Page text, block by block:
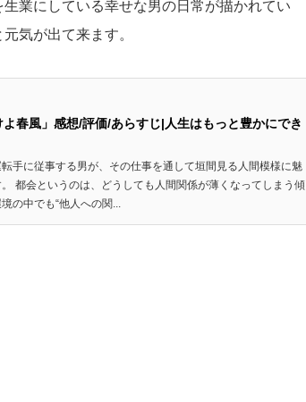
業にしている幸せな男の日常が描かれてい
気が出て来ます。
よ春風」感想/評価/あらすじ|人生はもっと豊かにでき
転手に従事する男が、その仕事を通して垣間見る人間模様に魅
都会というのは、どうしても人間関係が薄くなってしまう傾
の中でも“他人への関...